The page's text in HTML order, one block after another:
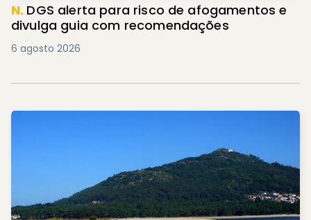
N. DGS alerta para risco de afogamentos e
divulga guia com recomendações
6 agosto 2026